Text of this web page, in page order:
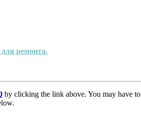
ремонта.
by clicking the link above. You may have to